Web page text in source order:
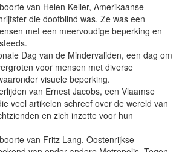
van Helen Keller, Amerikaanse
die doofblind was. Ze was een
met een meervoudige beperking en
Dag van de Mindervaliden, een dag om
voor mensen met diverse
visuele beperking.
van Ernest Jacobs, een Vlaamse
veel artikelen schreef over de wereld van
en zich inzette voor hun
van Fritz Lang, Oostenrijkse